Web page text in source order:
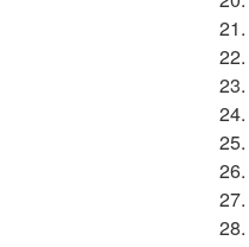
21.
22.
23.
24.
25.
26.
27.
28.